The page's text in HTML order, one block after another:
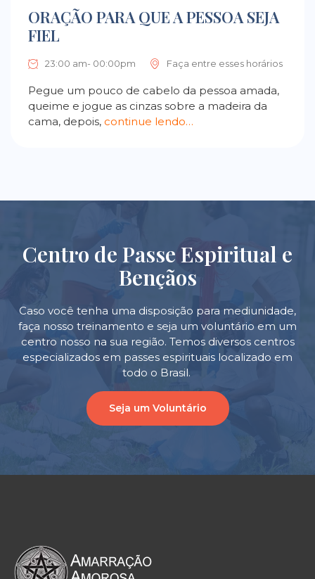
ORAÇÃO PARA QUE A PESSOA SEJA
FIEL
23:00 am- 00:00pm Faça entre esses horários
Pegue um pouco de cabelo da pessoa amada,
queime e jogue as cinzas sobre a madeira da
cama, depois, continue lendo…
Centro de Passe Espiritual e
Bençãos
Caso você tenha uma disposição para mediunidade,
faça nosso treinamento e seja um voluntário em um
centro nosso na sua região. Temos diversos centros
especializados em passes espirituais localizado em
todo o Brasil.
Seja um Voluntário